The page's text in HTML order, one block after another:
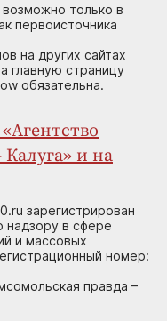
только в
первоисточника
на других сайтах
главную страницу
обязательна.
и на
зарегистрирован
в сфере
и массовых
номер:
правда –